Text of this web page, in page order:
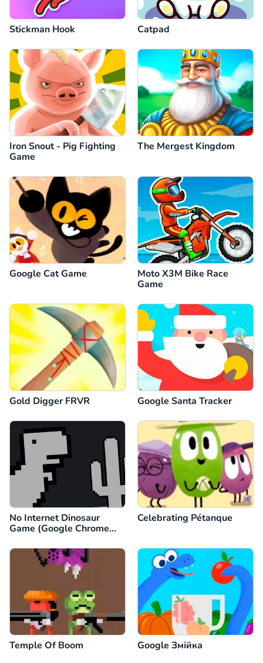
Stickman Hook Catpad
Iron Snout - Pig Fighting
Game
The Mergest Kingdom
Google Cat Game
Moto X3M Bike Race
Game
Gold Digger FRVR Google Santa Tracker
No Internet Dinosaur
Game (Google Chrome
Celebrating Pétanque
Temple Of Boom Google Змійка